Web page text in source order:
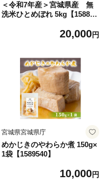
＜令和7年産＞宮城県産 無
洗米ひとめぼれ 5kg【158890
20,000円
宮城県宮城県庁
めかじきのやわらか煮 150g×
1袋【1589540】
10,000円